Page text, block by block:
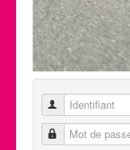
Identifiant
Mot de passe